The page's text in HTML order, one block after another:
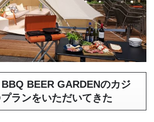
BEER GARDENのカジ
ランをいただいてきた